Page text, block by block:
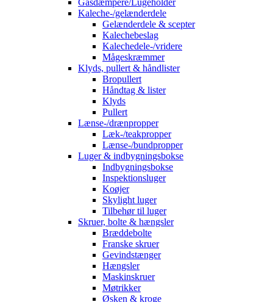
Gasdæmpere/Lugeholder
Kaleche-/gelænderdele
Gelænderdele & scepter
Kalechebeslag
Kalechedele-/vridere
Mågeskræmmer
Klyds, pullert & håndlister
Bropullert
Håndtag & lister
Klyds
Pullert
Lænse-/drænpropper
Læk-/teakpropper
Lænse-/bundpropper
Luger & indbygningsbokse
Indbygningsbokse
Inspektionsluger
Koøjer
Skylight luger
Tilbehør til luger
Skruer, bolte & hængsler
Bræddebolte
Franske skruer
Gevindstænger
Hængsler
Maskinskruer
Møtrikker
Øsken & kroge